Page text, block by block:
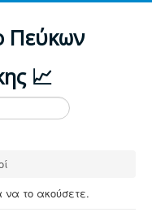
Πεύκων
📈
να το ακούσετε.